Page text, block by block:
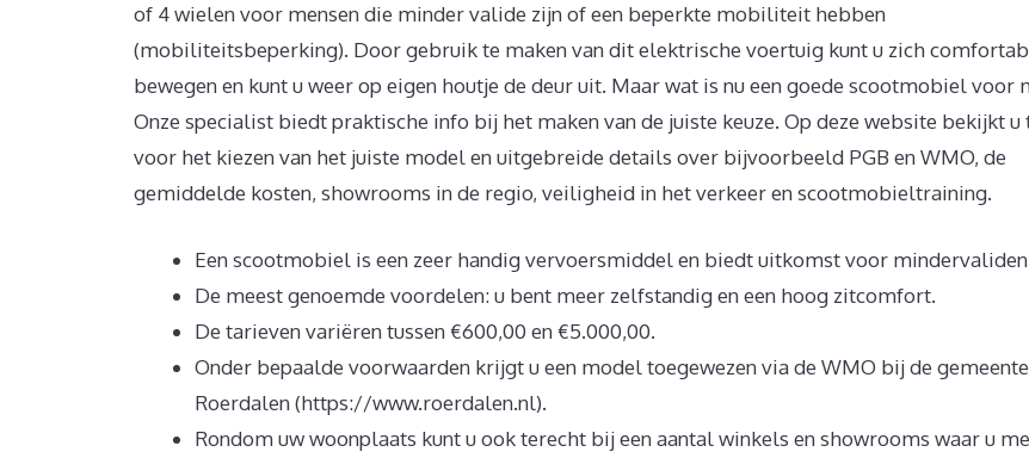
of 4 wielen voor mensen die minder valide zijn of een beperkte mobiliteit hebben
(mobiliteitsbeperking). Door gebruik te maken van dit elektrische voertuig kunt u zich
bewegen en kunt u weer op eigen houtje de deur uit. Maar wat is nu een goede scootmobiel voor
Onze specialist biedt praktische info bij het maken van de juiste keuze. Op deze website bekijkt u
voor het kiezen van het juiste model en uitgebreide details over bijvoorbeeld PGB en WMO, de
gemiddelde kosten, showrooms in de regio, veiligheid in het verkeer en scootmobieltraining.
Een scootmobiel is een zeer handig vervoersmiddel en biedt uitkomst voor
De meest genoemde voordelen: u bent meer zelfstandig en een hoog zitcomfort.
De tarieven variëren tussen €600,00 en €5.000,00.
Onder bepaalde voorwaarden krijgt u een model toegewezen via de WMO bij de gemeente
Roerdalen (https://www.roerdalen.nl).
Rondom uw woonplaats kunt u ook terecht bij een aantal winkels en showrooms waar u